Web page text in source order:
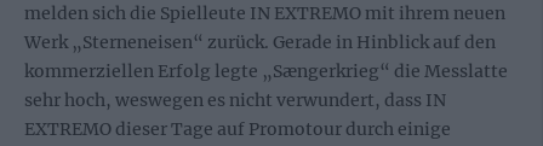
melden sich die Spielleute IN EXTREMO mit ihrem neuen
Werk „Sterneneisen“ zurück. Gerade in Hinblick auf den
kommerziellen Erfolg legte „Sængerkrieg“ die Messlatte
sehr hoch, weswegen es nicht verwundert, dass IN
EXTREMO dieser Tage auf Promotour durch einige